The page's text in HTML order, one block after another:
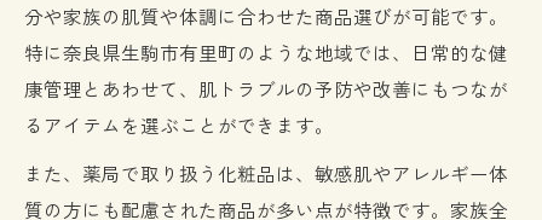
分や家族の肌質や体調に合わせた商品選びが可能です。
特に奈良県生駒市有里町のような地域では、日常的な健
康管理とあわせて、肌トラブルの予防や改善にもつなが
るアイテムを選ぶことができます。
また、薬局で取り扱う化粧品は、敏感肌やアレルギー体
質の方にも配慮された商品が多い点が特徴です。家族全